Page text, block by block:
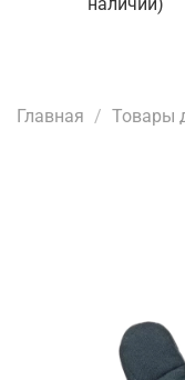
наличии)
Главная Товары